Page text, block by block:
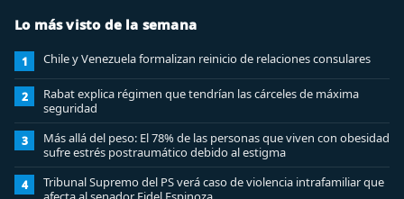
Lo más visto de la semana
1 Chile y Venezuela formalizan reinicio de relaciones consulares
2
Rabat explica régimen que tendrían las cárceles de máxima
seguridad
3
Más allá del peso: El 78% de las personas que viven con obesidad
sufre estrés postraumático debido al estigma
4
Tribunal Supremo del PS verá caso de violencia intrafamiliar que